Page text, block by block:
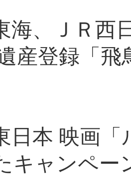
海、ＪＲ西
産登録「
日本 映画
キャンペー